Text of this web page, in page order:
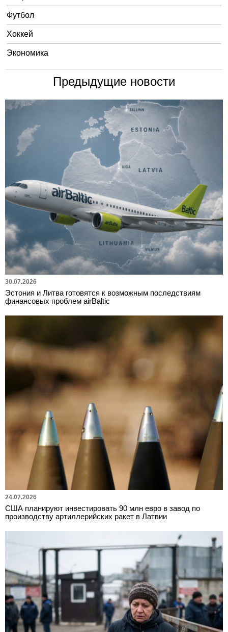
Футбол
Хоккей
Экономика
Предыдущие новости
30.07.2026
Эстония и Литва готовятся к возможным последствиям
финансовых проблем airBaltic
24.07.2026
США планируют инвестировать 90 млн евро в завод по
производству артиллерийских ракет в Латвии